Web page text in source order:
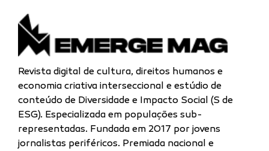
Revista digital de cultura, direitos humanos e
economia criativa interseccional e estúdio de
conteúdo de Diversidade e Impacto Social (S de
ESG). Especializada em populações sub-
representadas. Fundada em 2017 por jovens
jornalistas periféricos. Premiada nacional e